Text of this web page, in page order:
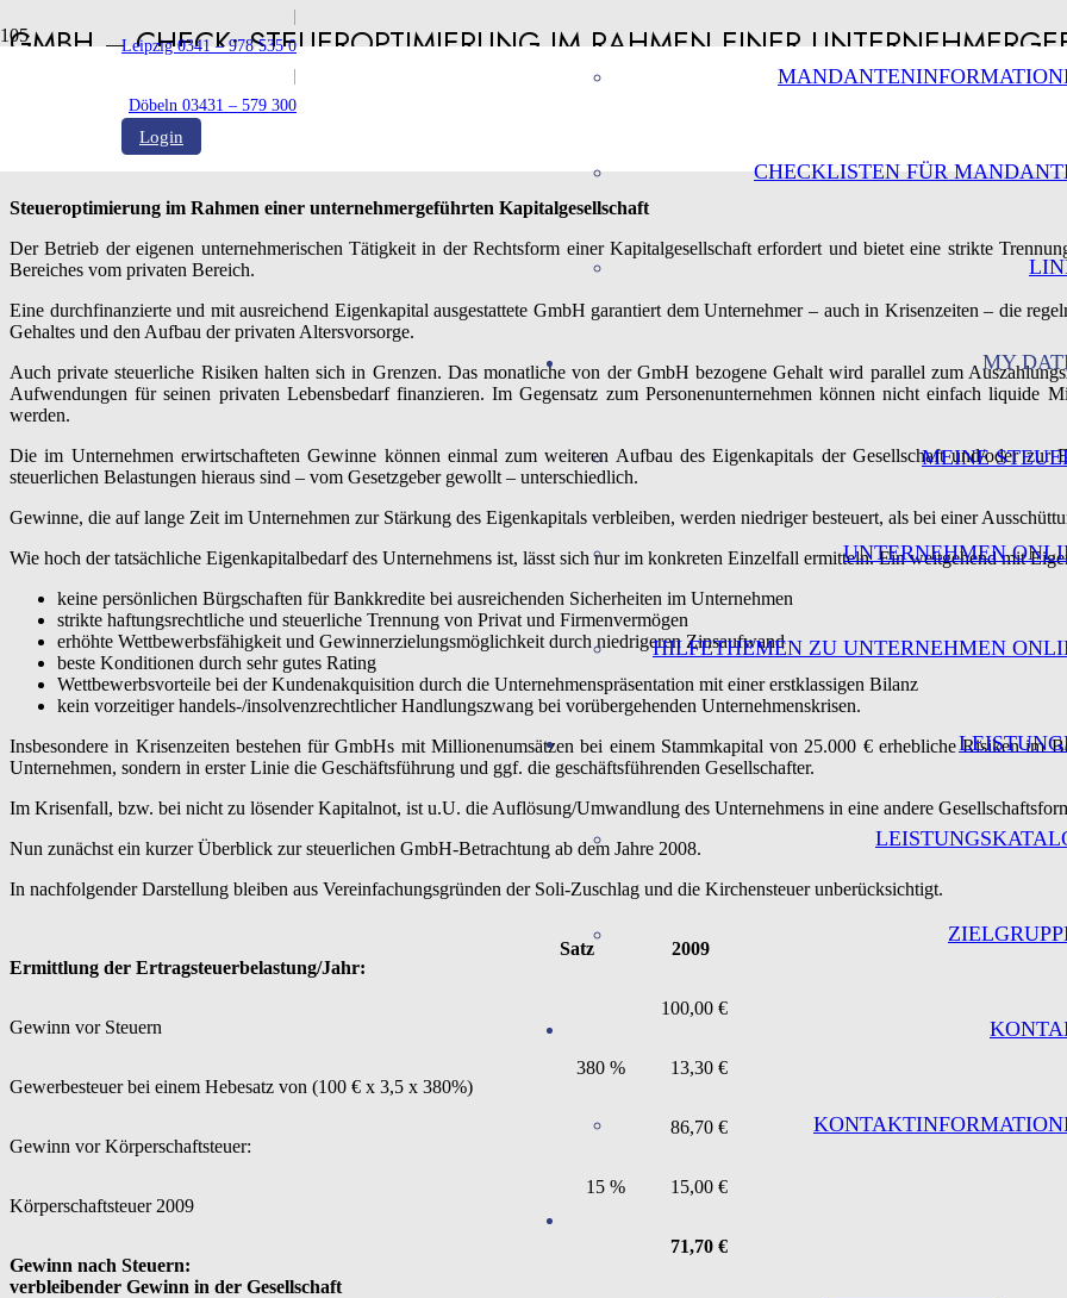
Leipzig 0341 – 978 535 0
Döbeln 03431 – 579 300
Login
CHECKLISTEN FÜR
MY
MEINE
UNTERNEHMEN
HILFETHEMEN ZU UNTERNEHMEN
GMBH – CHECK: STEUEROPTIMIERUNG IM RAHMEN EINER
Steueroptimierung im Rahmen einer unternehmergeführten Kapitalgesellschaft
Der Betrieb der eigenen unternehmerischen Tätigkeit in der Rechtsform einer Kapitalgesellschaft erfordert und bietet eine strikte
Bereiches vom privaten Bereich.
Eine durchfinanzierte und mit ausreichend Eigenkapital ausgestattete GmbH garantiert dem Unternehmer – auch in Krisenzeiten – die
Gehaltes und den Aufbau der privaten Altersvorsorge.
Auch private steuerliche Risiken halten sich in Grenzen. Das monatliche von der GmbH bezogene Gehalt wird parallel zum
Aufwendungen für seinen privaten Lebensbedarf finanzieren. Im Gegensatz zum Personenunternehmen können nicht einfach liquide
werden.
Die im Unternehmen erwirtschafteten Gewinne können einmal zum weiteren Aufbau des Eigenkapitals der Gesellschaft und/oder zur
steuerlichen Belastungen hieraus sind – vom Gesetzgeber gewollt – unterschiedlich.
Gewinne, die auf lange Zeit im Unternehmen zur Stärkung des Eigenkapitals verbleiben, werden niedriger besteuert, als bei einer
Wie hoch der tatsächliche Eigenkapitalbedarf des Unternehmens ist, lässt sich nur im konkreten Einzelfall ermitteln. Ein weitgehend mit
keine persönlichen Bürgschaften für Bankkredite bei ausreichenden Sicherheiten im Unternehmen
strikte haftungsrechtliche und steuerliche Trennung von Privat und Firmenvermögen
erhöhte Wettbewerbsfähigkeit und Gewinnerzielungsmöglichkeit durch niedrigeren Zinsaufwand
beste Konditionen durch sehr gutes Rating
Wettbewerbsvorteile bei der Kundenakquisition durch die Unternehmenspräsentation mit einer erstklassigen Bilanz
kein vorzeitiger handels-/insolvenzrechtlicher Handlungszwang bei vorübergehenden Unternehmenskrisen.
Insbesondere in Krisenzeiten bestehen für GmbHs mit Millionenumsätzen bei einem Stammkapital von 25.000 € erhebliche Risiken im
Unternehmen, sondern in erster Linie die Geschäftsführung und ggf. die geschäftsführenden Gesellschafter.
Im Krisenfall, bzw. bei nicht zu lösender Kapitalnot, ist u.U. die Auflösung/Umwandlung des Unternehmens in eine andere
Nun zunächst ein kurzer Überblick zur steuerlichen GmbH-Betrachtung ab dem Jahre 2008.
In nachfolgender Darstellung bleiben aus Vereinfachungsgründen der Soli-Zuschlag und die Kirchensteuer unberücksichtigt.
Ermittlung der Ertragsteuerbelastung/Jahr:
Satz 2009
Gewinn vor Steuern
100,00 €
Gewerbesteuer bei einem Hebesatz von (100 € x 3,5 x 380%)
380 % 13,30 €
Gewinn vor Körperschaftsteuer:
86,70 €
Körperschaftsteuer 2009
15 % 15,00 €
Gewinn nach Steuern:
71,70 €
verbleibender Gewinn in der Gesellschaft